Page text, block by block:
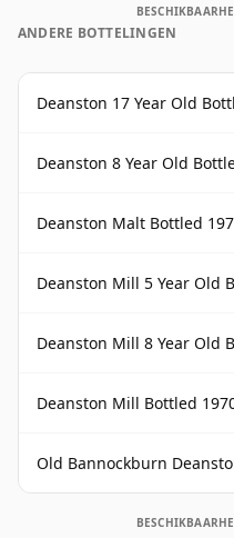
ANDERE BOTTELINGEN
Deanston 17 Year Old
Deanston 8 Year Old
Deanston Malt Bottled
Deanston Mill 5 Year Old
Deanston Mill 8 Year Old
Deanston Mill Bottled
Old Bannockburn